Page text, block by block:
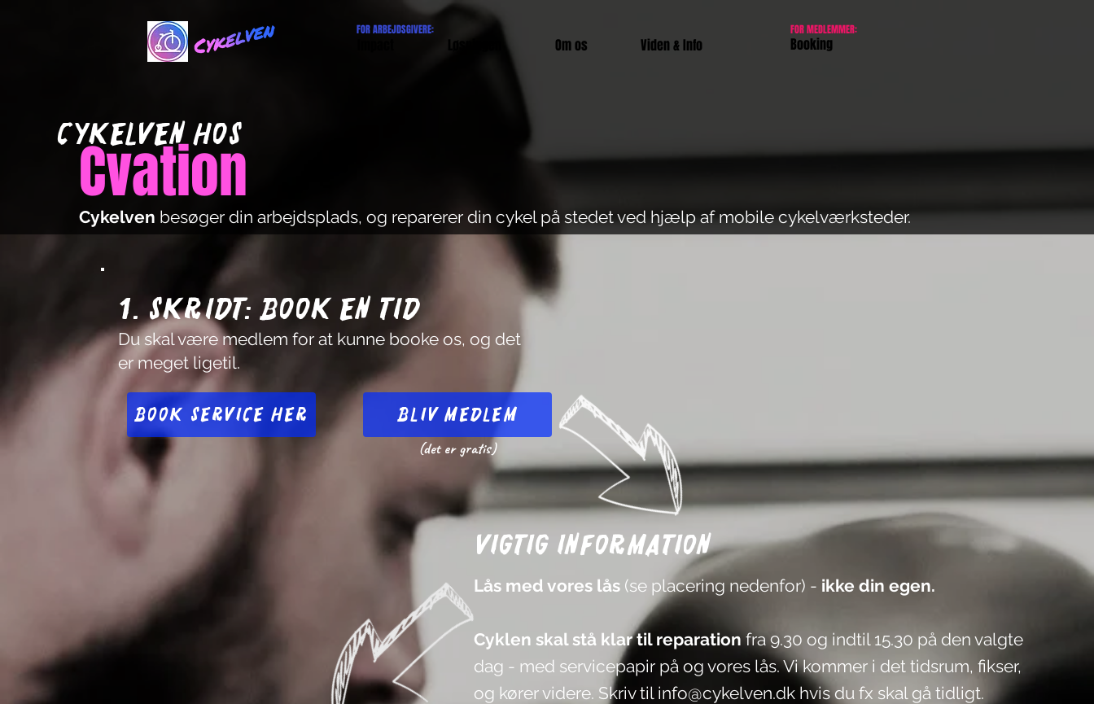
FOR ARBEJDSGIVERE:
Løsningen Om os Viden & Info
FOR MEDLEMMER:
Booking
Cykelven hos
Cvation
Cykelven besøger din arbejdsplads, og reparerer din cykel på stedet ved hjælp af mobile cykelværksteder.
1. skridt: Book en tid
Du skal være medlem for at kunne booke os, og det
er meget ligetil.
Book service her Bliv medlem
(det er gratis)
Vigtig information
Lås med vores lås (se placering nedenfor) - ikke din egen.
Cyklen skal stå klar til reparationfra 9.30 og indtil 15.30 på den valgte
dag - med servicepapir på og vores lås. Vi kommer i det tidsrum, fikser,
og kører videre. Skriv til info@cykelven.dk hvis du fx skal gå tidligt.